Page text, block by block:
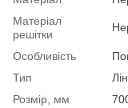
Матеріал
решітки
Особливість
Тип
Розмір, мм